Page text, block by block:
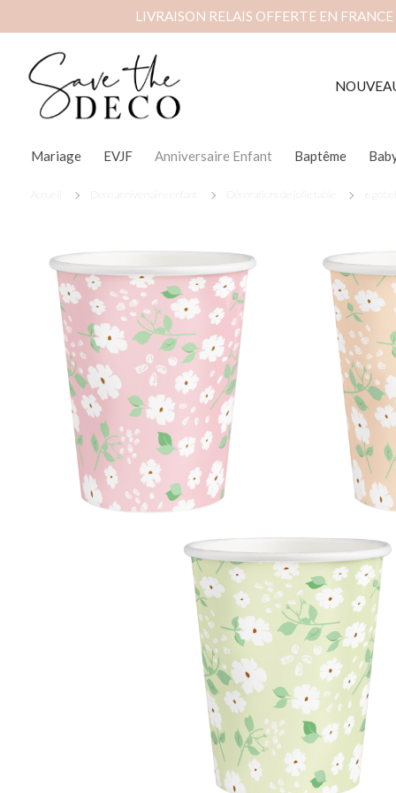
LIVRAISON RELAIS OFFERTE EN
Mariage EVJF Anniversaire Enfant Baptême
Accueil Deco anniversaire enfant Décorations de jolie table 6